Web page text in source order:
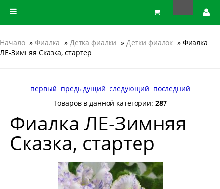
Начало » Фиалка » Детка фиалки » Детки фиалок » Фиалка
ЛЕ-Зимняя Сказка, стартер
первый предыдущий следующий последний
Товаров в данной категории: 287
Фиалка ЛЕ-Зимняя
Сказка, стартер